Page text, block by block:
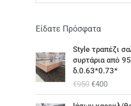
ή
η
σ
γ
Είδατε Πρόσφατα
Style τραπέζι
συρτάρια από
δ.0.63*0.73*
€950
r
i
i€400
Η
ρ
χ